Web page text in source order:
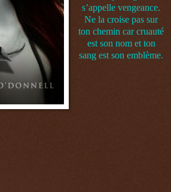
s’appelle vengeance.
Ne la croise pas sur
ton chemin car cruauté
est son nom et ton
sang est son emblème.